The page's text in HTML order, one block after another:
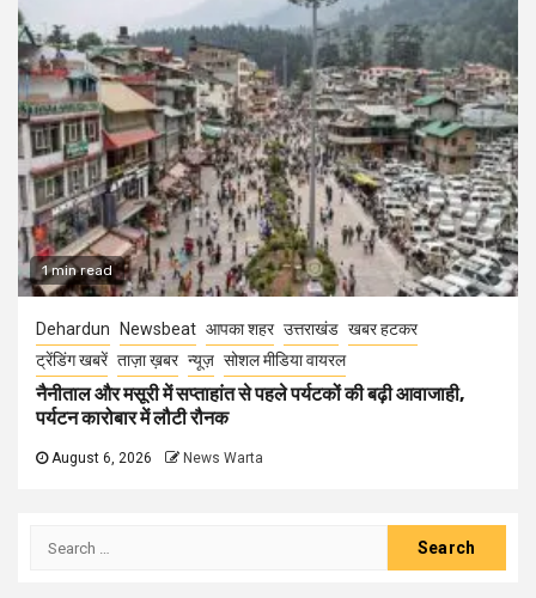
1 min read
Dehardun Newsbeat आपका शहर उत्तराखंड खबर हटकर
ट्रेंडिंग खबरें ताज़ा ख़बर न्यूज़ सोशल मीडिया वायरल
नैनीताल और मसूरी में सप्ताहांत से पहले पर्यटकों की बढ़ी आवाजाही,
पर्यटन कारोबार में लौटी रौनक
August 6, 2026 News Warta
Search